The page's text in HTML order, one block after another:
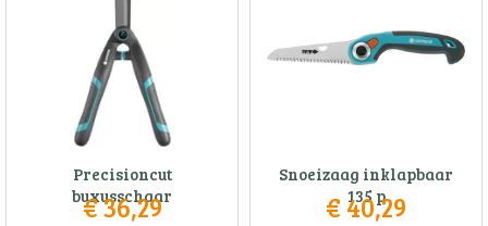
Precisioncut
buxusschaar
€36,29
Snoeizaag inklapbaar
135 p
€ 40,29